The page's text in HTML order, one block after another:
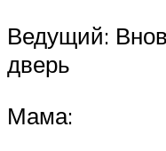
Ведущий:
дверь
Мама: